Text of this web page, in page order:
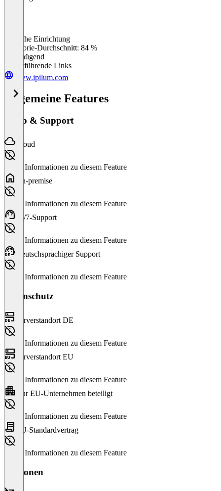
Einfache Einrichtung
Kategorie-Durchschnitt: 84 %
Ungenügend
Weiterführende Links
www.ipilum.com
Allgemeine Features
Setup & Support
Cloud
Keine Informationen zu diesem Feature
On-premise
Keine Informationen zu diesem Feature
24/7-Support
Keine Informationen zu diesem Feature
Deutschsprachiger Support
Keine Informationen zu diesem Feature
Datenschutz
Serverstandort DE
Keine Informationen zu diesem Feature
Serverstandort EU
Keine Informationen zu diesem Feature
Nur EU-Unternehmen beteiligt
Keine Informationen zu diesem Feature
EU-Standardvertrag
Keine Informationen zu diesem Feature
Versionen